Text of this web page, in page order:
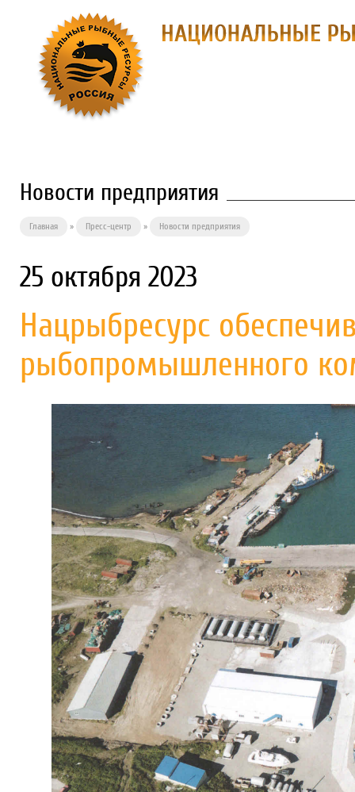
О ПРЕДПРИЯТИИ
Новости предприятия
Главная » Пресс-центр » Новости предприятия
25 октября 2023
Нацрыбресурс
рыбопромышленного